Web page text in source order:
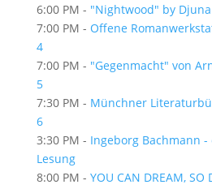
6:00 PM - "Nightwood" by
7:00 PM - Offene
4
7:00 PM - "Gegenmacht" von
5
7:30 PM - Münchner
6
3:30 PM - Ingeborg Bachmann
Lesung
8:00 PM - YOU CAN DREAM, SO